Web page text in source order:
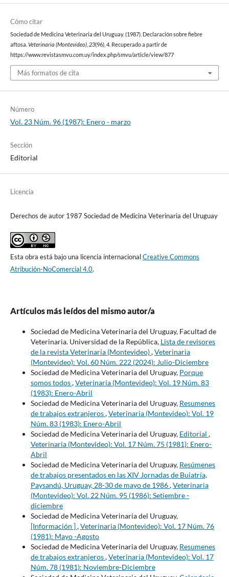
Cómo citar
Sociedad de Medicina Veterinaria del Uruguay. (1987). Declaración sobre fiebre
aftosa. Veterinaria (Montevideo), 23(96), 4. Recuperado a partir de
https://www.revistasmvu.com.uy/index.php/smvu/article/view/877
Más formatos de cita
Número
Vol. 23 Núm. 96 (1987): Enero - marzo
Sección
Editorial
Licencia
Derechos de autor 1987 Sociedad de Medicina Veterinaria del Uruguay
Esta obra está bajo una licencia internacionalCreative Commons
Atribución-NoComercial 4.0.
Artículos más leídos del mismo autor/a
Sociedad de Medicina Veterinaria del Uruguay, Facultad de
Veterinaria. Universidad de la República, Lista de revisores
de la revista Veterinaria (Montevideo),Veterinaria
(Montevideo): Vol. 60 Núm. 222 (2024): Julio-Diciembre
Sociedad de Medicina Veterinaria del Uruguay, Porque
somos todos,Veterinaria (Montevideo): Vol. 19 Núm. 83
(1983): Enero-Abril
Sociedad de Medicina Veterinaria del Uruguay, Resumenes
de trabajos extranjeros,Veterinaria (Montevideo): Vol. 19
Núm. 83 (1983): Enero-Abril
Sociedad de Medicina Veterinaria del Uruguay, Editorial ,
Veterinaria (Montevideo): Vol. 17 Núm. 75 (1981): Enero-
Abril
Sociedad de Medicina Veterinaria del Uruguay, Resúmenes
de trabajos presentados en las XIV Jornadas de Buiatría,
Paysandú, Uruguay, 28-30 de mayo de 1986,Veterinaria
(Montevideo): Vol. 22 Núm. 95 (1986): Setiembre -
diciembre
Sociedad de Medicina Veterinaria del Uruguay,
[Información ],Veterinaria (Montevideo): Vol. 17 Núm. 76
(1981): Mayo -Agosto
Sociedad de Medicina Veterinaria del Uruguay, Resumenes
de trabajos extranjeros,Veterinaria (Montevideo): Vol. 17
Núm. 78 (1981): Noviembre-Diciembre